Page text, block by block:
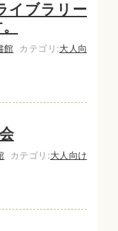
イブラリー
館 カテゴリ:大人向
カテゴリ:大人向け